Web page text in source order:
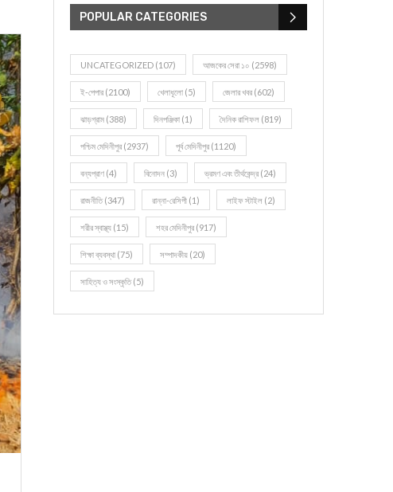
POPULAR CATEGORIES
UNCATEGORIZED (107) আজকের সেরা ১০ (2598)
ই-পেপার (2100) খেলাধূলো (5) জেলার খবর (602)
ঝাড়গ্রাম (388) দিনপঞ্জিকা (1) দৈনিক রাশিফল (819)
পশ্চিম মেদিনীপুর (2937) পূর্ব মেদিনীপুর (1120)
বন্যপ্রাণ (4) বিনোদন (3) ভ্রমণ এবং তীর্থকেন্দ্র (24)
রাজনীতি(347) রান্না-রেসিপী (1) লাইফ স্টাইল (2)
শরীর স্বাস্থ্য (15) শহর মেদিনীপুর (917)
শিক্ষা ব্যবস্থা (75) সম্পাদকীয় (20)
সাহিত্য ও সংস্কৃতি(5)